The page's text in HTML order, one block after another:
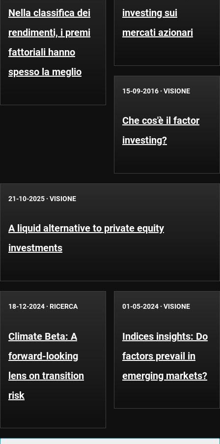
Nella classifica dei
rendimenti, i premi
fattoriali hanno
spesso la meglio
investing sui
mercati azionari
15-09-2016 · VISIONE
Che cos'è il factor
investing?
21-10-2025 · VISIONE
A liquid alternative to private equity
investments
18-12-2024 · RICERCA
Climate Beta: A
forward-looking
lens on transition
risk
01-05-2024 · VISIONE
Indices insights: Do
factors prevail in
emerging markets?